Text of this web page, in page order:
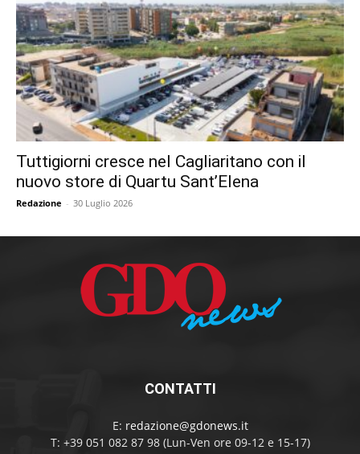
Tuttigiorni cresce nel Cagliaritano con il
nuovo store di Quartu Sant’Elena
Redazione - 30 Luglio 2026
CONTATTI
E: redazione@gdonews.it
T: +39 051 082 87 98 (Lun-Ven ore 09-12 e 15-17)